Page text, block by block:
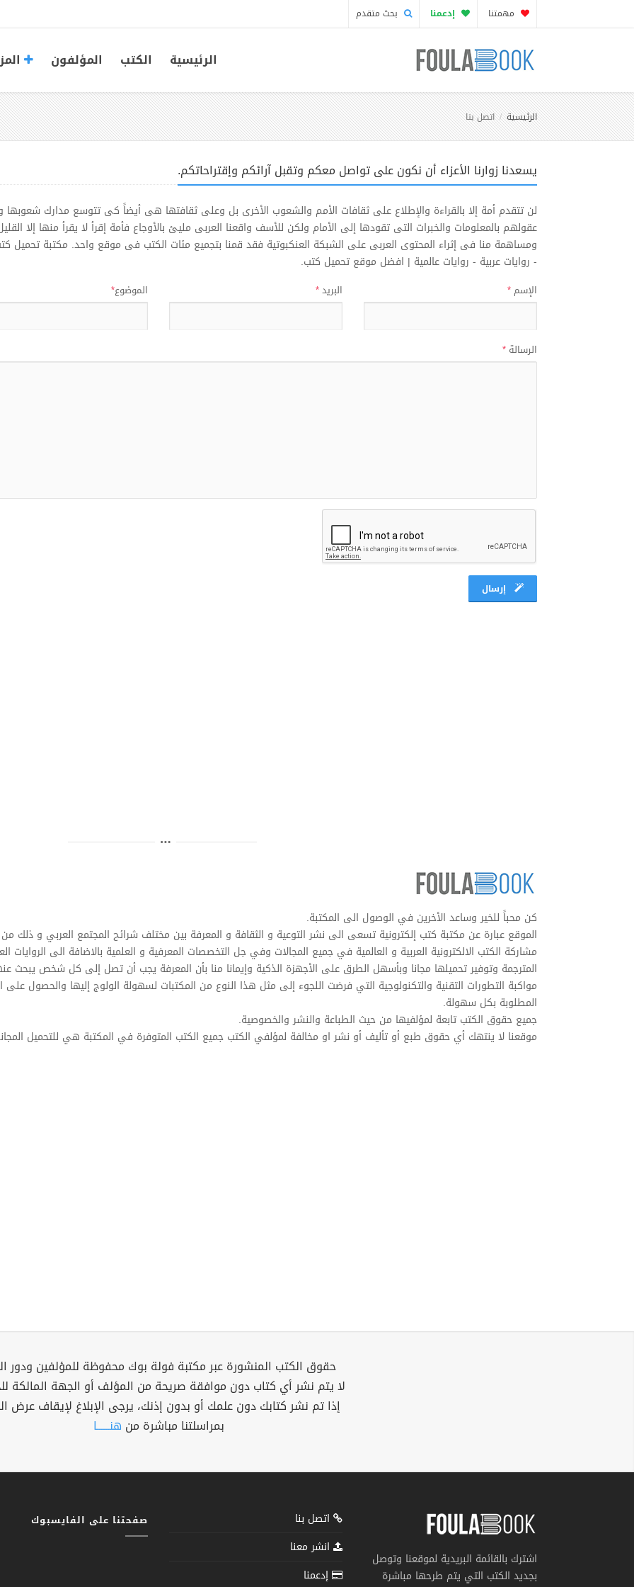
مهمتنا إدعمنا بحث متقدم
الرئيسية الكتب المؤلفون
الرئيسية اتصل بنا
يسعدنا زوارنا الأعزاء أن نكون على تواصل معكم وتقبل آرائكم وإقتراحاتكم.
لن تتقدم أمة إلا بالقراءة والإطلاع على ثقافات الأمم والشعوب الأخرى بل وعلى ثقافتها هى أيضاً كى تتوسع مدارك شعوبها
عقولهم بالمعلومات والخبرات التى تقودها إلى الأمام ولكن للأسف واقعنا العربى مليئ بالأوجاع فأمة إقرأ لا يقرأ منها إلا
- روايات عربية - روايات عالمية | افضل موقع تحميل كتب.
الإسم* البريد* الموضوع*
الرسالة *
إرسال
كن محباً للخير وساعد الأخرين في الوصول الى المكتبة.
الموقع عبارة عن مكتبة كتب إلكترونية تسعى الى نشر التوعية و الثقافة و المعرفة بين مختلف شرائح المجتمع العربي و ذلك
مشاركة الكتب الالكترونية العربية و العالمية في جميع المجالات وفي جل التخصصات المعرفية و العلمية بالاضافة الى الروايات
المترجمة وتوفير تحميلها مجانا وبأسهل الطرق على الأجهزة الذكية وإيمانا منا بأن المعرفة يجب أن تصل إلى كل شخص يبحث
مواكبة التطورات التقنية والتكنولوجية التي فرضت اللجوء إلى مثل هذا النوع من المكتبات لسهولة الولوج إليها والحصول على
المطلوبة بكل سهولة.
جميع حقوق الكتب تابعة لمؤلفيها من حيث الطباعة والنشر والخصوصية.
موقعنا لا ينتهك أي حقوق طبع أو تأليف أو نشر او مخالفة لمؤلفي الكتب جميع الكتب المتوفرة في المكتبة هي للتحميل
حقوق الكتب المنشورة عبر مكتبة فولة بوك محفوظة للمؤلفين ودور
لا يتم نشر أي كتاب دون موافقة صريحة من المؤلف أو الجهة المالكة
إذا تم نشر كتابك دون علمك أو بدون إذنك، يرجى الإبلاغ لإيقاف عرض
بمراسلتنا مباشرة من هنــــــا
اشترك بالقائمة البريدية لموقعنا وتوصل
بجديد الكتب التي يتم طرحها مباشرة
اتصل بنا
انشر معنا
إدعمنا
صفحتنا على الفايسبوك